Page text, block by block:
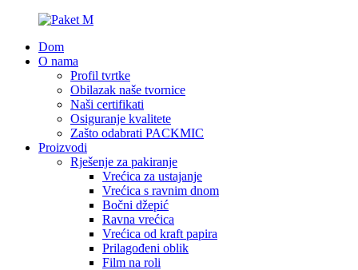
Dom
O nama
Profil tvrtke
Obilazak naše tvornice
Naši certifikati
Osiguranje kvalitete
Zašto odabrati PACKMIC
Proizvodi
Rješenje za pakiranje
Vrećica za ustajanje
Vrećica s ravnim dnom
Bočni džepić
Ravna vrećica
Vrećica od kraft papira
Prilagođeni oblik
Film na roli